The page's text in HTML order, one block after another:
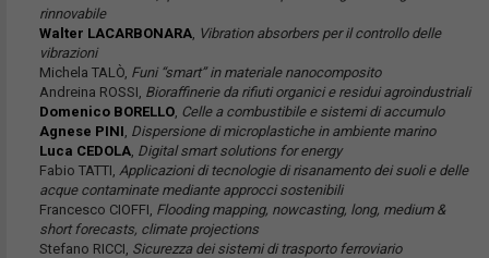
rinnovabile
Walter LACARBONARA, Vibration absorbers per il controllo delle
vibrazioni
Michela TALÒ, Funi “smart” in materiale nanocomposito
Andreina ROSSI, Bioraffinerie da rifiuti organici e residui agroindustriali
Domenico BORELLO, Celle a combustibile e sistemi di accumulo
Agnese PINI, Dispersione di microplastiche in ambiente marino
Luca CEDOLA, Digital smart solutions for energy
Fabio TATTI, Applicazioni di tecnologie di risanamento dei suoli e delle
acque contaminate mediante approcci sostenibili
Francesco CIOFFI, Flooding mapping, nowcasting, long, medium &
short forecasts, climate projections
Stefano RICCI, Sicurezza dei sistemi di trasporto ferroviario